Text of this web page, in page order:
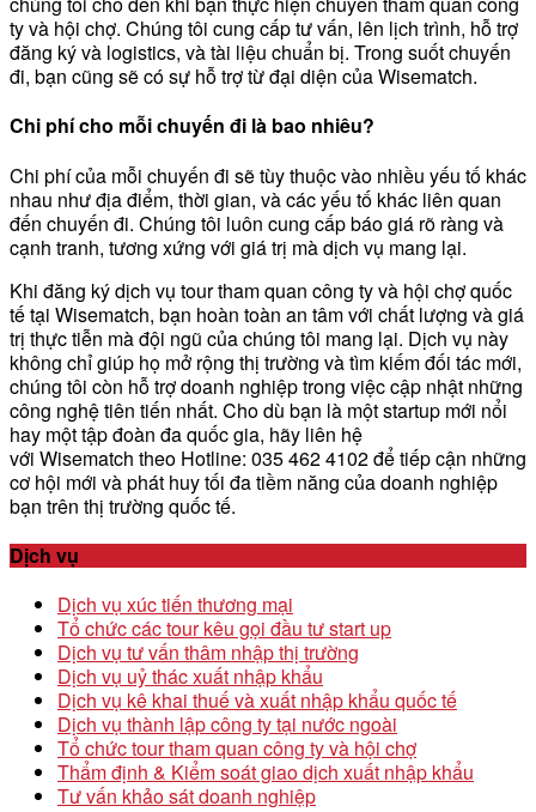
ty và hội chợ. Chúng tôi cung cấp tư vấn, lên lịch trình, hỗ trợ
đăng ký và logistics, và tài liệu chuẩn bị. Trong suốt chuyến
đi, bạn cũng sẽ có sự hỗ trợ từ đại diện của Wisematch.
Chi phí cho mỗi chuyến đi là bao nhiêu?
Chi phí của mỗi chuyến đi sẽ tùy thuộc vào nhiều yếu tố khác
nhau như địa điểm, thời gian, và các yếu tố khác liên quan
đến chuyến đi. Chúng tôi luôn cung cấp báo giá rõ ràng và
cạnh tranh, tương xứng với giá trị mà dịch vụ mang lại.
Khi đăng ký dịch vụ tour tham quan công ty và hội chợ quốc
tế tại Wisematch, bạn hoàn toàn an tâm với chất lượng và giá
trị thực tiễn mà đội ngũ của chúng tôi mang lại. Dịch vụ này
không chỉ giúp họ mở rộng thị trường và tìm kiếm đối tác mới,
chúng tôi còn hỗ trợ doanh nghiệp trong việc cập nhật những
công nghệ tiên tiến nhất. Cho dù bạn là một startup mới nổi
hay một tập đoàn đa quốc gia, hãy liên hệ
với Wisematch theo Hotline: 035 462 4102 để tiếp cận những
cơ hội mới và phát huy tối đa tiềm năng của doanh nghiệp
bạn trên thị trường quốc tế.
Dịch vụ
Dịch vụ xúc tiến thương mại
Tổ chức các tour kêu gọi đầu tư start up
Dịch vụ tư vấn thâm nhập thị trường
Dịch vụ uỷ thác xuất nhập khẩu
Dịch vụ kê khai thuế và xuất nhập khẩu quốc tế
Dịch vụ thành lập công ty tại nước ngoài
Tổ chức tour tham quan công ty và hội chợ
Thẩm định & Kiểm soát giao dịch xuất nhập khẩu
Tư vấn khảo sát doanh nghiệp